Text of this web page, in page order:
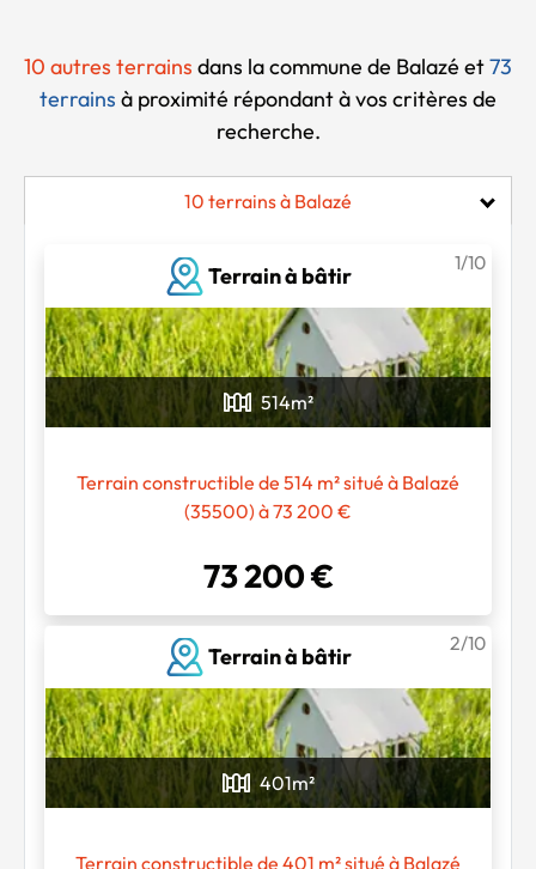
10 autres terrains dans la commune de Balazé et73
terrains à proximité répondant à vos critères de
recherche.
10 terrains à Balazé
Terrain à bâtir
1/10
514m²
Terrain constructible de 514 m² situé à Balazé
(35500) à 73 200 €
73 200 €
Terrain à bâtir
2/10
401m²
Terrain constructible de 401 m² situé à Balazé